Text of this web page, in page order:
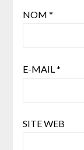
NOM *
E-MAIL*
SITE WEB